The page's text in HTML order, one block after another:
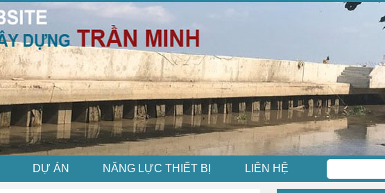
DỰ ÁN NĂNG LỰC THIẾT BỊ LIÊN HỆ